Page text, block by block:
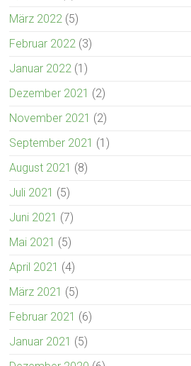
März 2022 (5)
Februar 2022 (3)
Januar 2022 (1)
Dezember 2021 (2)
November 2021 (2)
September 2021 (1)
August 2021 (8)
Juli 2021 (5)
Juni 2021 (7)
Mai 2021 (5)
April 2021 (4)
März 2021 (5)
Februar 2021 (6)
Januar 2021 (5)